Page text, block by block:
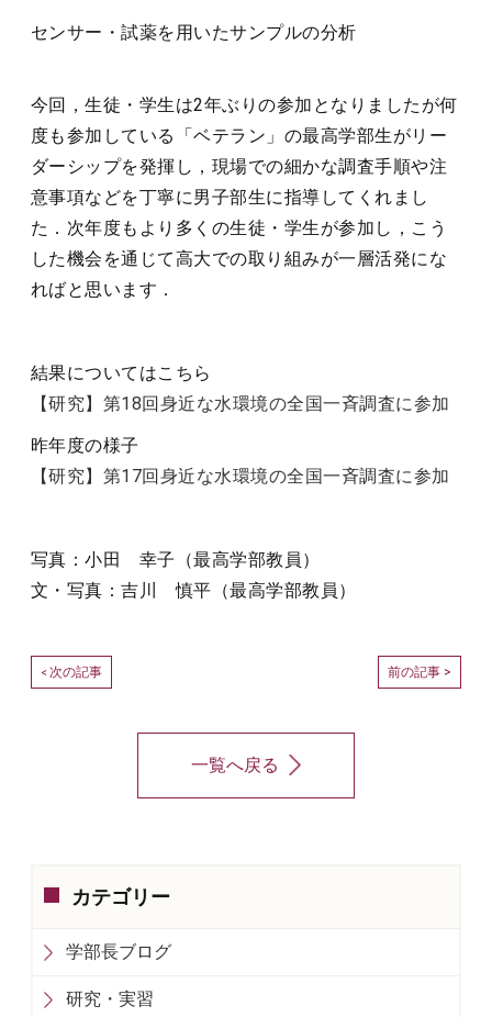
センサー・試薬を用いたサンプルの分析
今回，生徒・学生は2年ぶりの参加となりましたが何
度も参加している「ベテラン」の最高学部生がリー
ダーシップを発揮し，現場での細かな調査手順や注
意事項などを丁寧に男子部生に指導してくれまし
た．次年度もより多くの生徒・学生が参加し，こう
した機会を通じて高大での取り組みが一層活発にな
ればと思います．
結果についてはこちら
【研究】第18回身近な水環境の全国一斉調査に参加
昨年度の様子
【研究】第17回身近な水環境の全国一斉調査に参加
写真：小田 幸子（最高学部教員）
文・写真：吉川 慎平（最高学部教員）
< 次の記事 前の記事 >
一覧へ戻る
カテゴリー
学部長ブログ
研究・実習